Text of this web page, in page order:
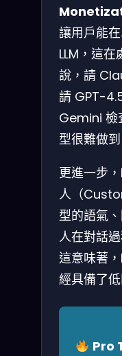
讓用戶能
LLM，這
說，請
請 GPT-
Gemini 檢
型很難做到
更進一步
人（
型的語氣
人在對話
這意味著
經具備了
Pro